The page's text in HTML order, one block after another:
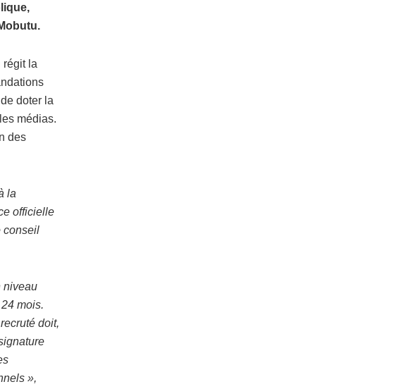
régit la
doter la
médias.
des
la
officielle
conseil
niveau
mois.
doit,
»,